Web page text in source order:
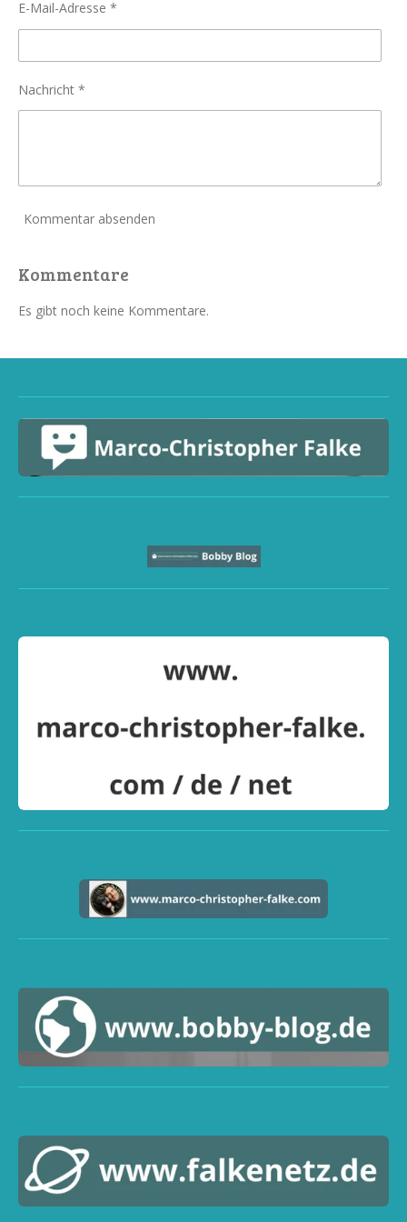
E-Mail-Adresse *
Nachricht *
Kommentar absenden
Kommentare
Es gibt noch keine Kommentare.